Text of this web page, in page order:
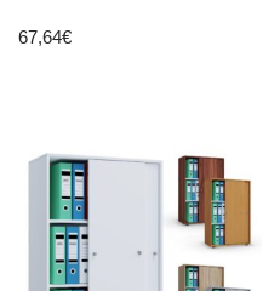
67,64€